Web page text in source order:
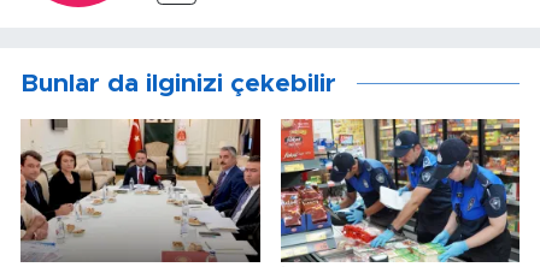
Bunlar da ilginizi çekebilir